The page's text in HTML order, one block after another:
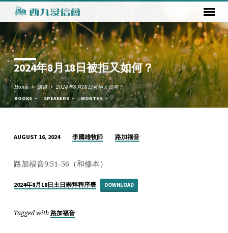
2024年8月18日被拒又如何？
Home 講道 2024年8月18日被拒又如何？
BOOKS SPEAKERS MONTHS
年
8
月
日
被
AUGUST 16, 2024 李國雄牧師 路加福音
路加福音9:51-56（和修本）
2024年8月18日主日崇拜程序表 DOWNLOAD
Tagged with 路加福音